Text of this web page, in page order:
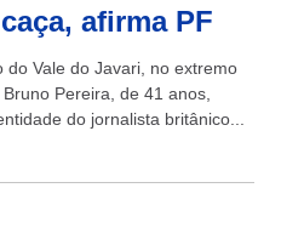
afirma PF
Vale do Javari, no extremo
Pereira, de 41 anos,
do jornalista britânico...